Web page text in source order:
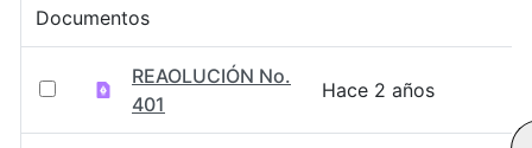
Documentos
REAOLUCIÓN No.
401
Hace 2 años